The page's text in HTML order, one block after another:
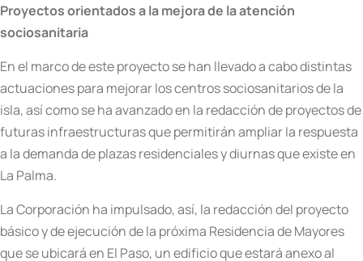
Proyectos orientados a la mejora de la atención
sociosanitaria
En el marco de este proyecto se han llevado a cabo distintas
actuaciones para mejorar los centros sociosanitarios de la
isla, así como se ha avanzado en la redacción de proyectos de
futuras infraestructuras que permitirán ampliar la respuesta
a la demanda de plazas residenciales y diurnas que existe en
La Palma.
La Corporación ha impulsado, así, la redacción del proyecto
básico y de ejecución de la próxima Residencia de Mayores
que se ubicará en El Paso, un edificio que estará anexo al